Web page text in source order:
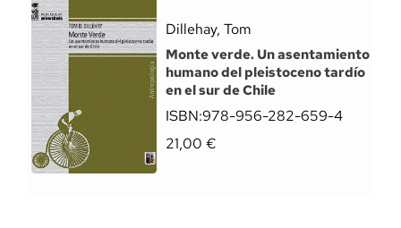
Dillehay, Tom
Monte verde. Un asentamiento
humano del pleistoceno tardío
en el sur de Chile
ISBN:978-956-282-659-4
21,00 €